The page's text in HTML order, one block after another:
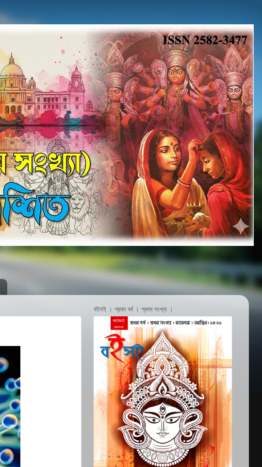
বইসই । প্রথম বর্ষ । প্রথম সংখ্যা ।